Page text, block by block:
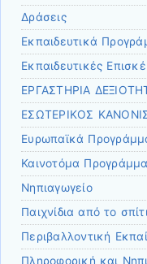
Δράσεις
Εκπαιδευτικά
Εκπαιδευτικές
ΕΡΓΑΣΤΗΡΙΑ
ΕΣΩΤΕΡΙΚΟΣ
Ευρωπαϊκά
Καινοτόμα
Νηπιαγωγείο
Παιχνίδια από το σπίτι
Περιβαλλοντική
Πληροφορική και